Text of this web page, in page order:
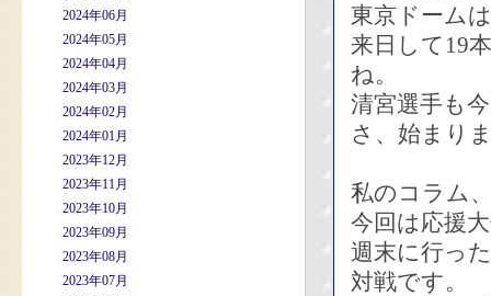
2024年06月
2024年05月
2024年04月
2024年03月
2024年02月
2024年01月
2023年12月
2023年11月
2023年10月
2023年09月
2023年08月
2023年07月
東京ドーム
来日して19
ね。
清宮選手も
さ、始まり
私のコラム
今回は応援
週末に行っ
対戦です。